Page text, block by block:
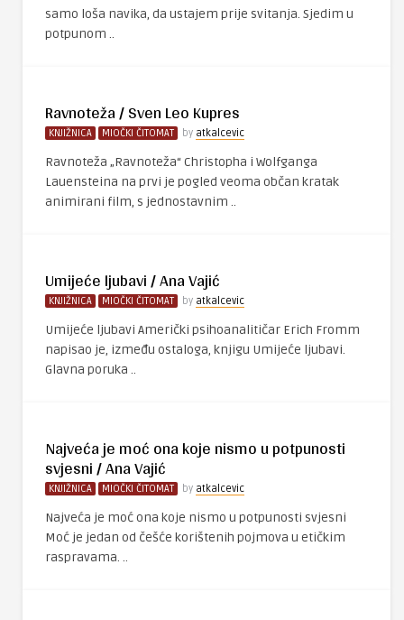
samo loša navika, da ustajem prije svitanja. Sjedim u
potpunom ..
Ravnoteža / Sven Leo Kupres
KNJIŽNICA MIOČKI ČITOMAT by atkalcevic
Ravnoteža „Ravnoteža“ Christopha i Wolfganga
Lauensteina na prvi je pogled veoma občan kratak
animirani film, s jednostavnim ..
Umijeće ljubavi / Ana Vajić
KNJIŽNICA MIOČKI ČITOMAT by atkalcevic
Umijeće ljubavi Američki psihoanalitičar Erich Fromm
napisao je, između ostaloga, knjigu Umijeće ljubavi.
Glavna poruka ..
Najveća je moć ona koje nismo u potpunosti
svjesni / Ana Vajić
KNJIŽNICA MIOČKI ČITOMAT by atkalcevic
Najveća je moć ona koje nismo u potpunosti svjesni
Moć je jedan od češće korištenih pojmova u etičkim
raspravama. ..